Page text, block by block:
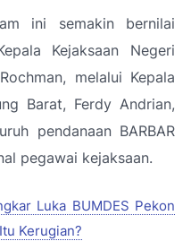
ini semakin bernilai
Kejaksaan Negeri
melalui Kepala
Barat, Ferdy Andrian,
pendanaan BARBAR
pegawai kejaksaan.
Luka BUMDES Pekon
Kerugian?